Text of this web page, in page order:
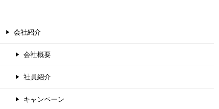
会社紹介
会社概要
社員紹介
キャンペーン